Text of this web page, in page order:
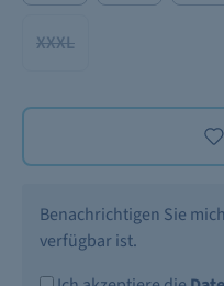
XXXL
Benachrichtigen Sie
verfügbar ist.